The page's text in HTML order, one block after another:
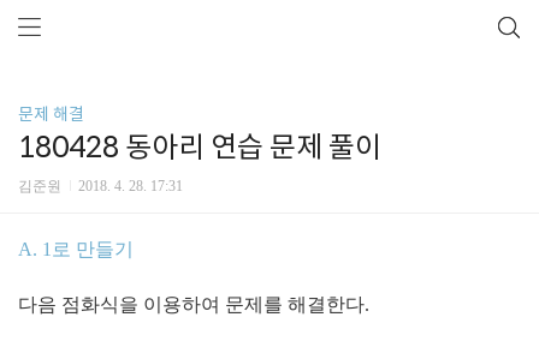
문제 해결
180428 동아리 연습 문제 풀이
김준원 2018. 4. 28. 17:31
A. 1로 만들기
다음 점화식을 이용하여 문제를 해결한다.